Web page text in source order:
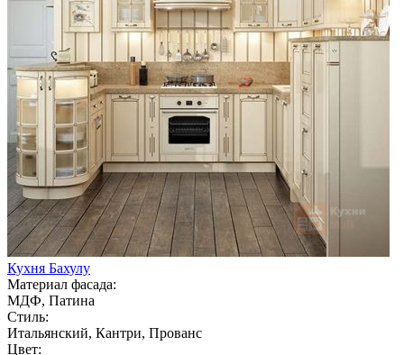
Кухня Бахулу
Материал фасада:
МДФ, Патина
Стиль:
Итальянский, Кантри, Прованс
Цвет: